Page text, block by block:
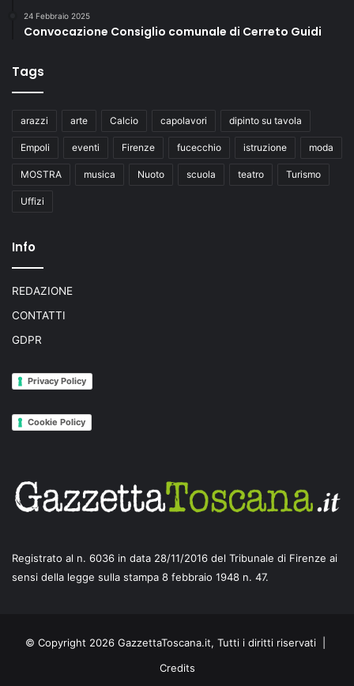
24 Febbraio 2025
Convocazione Consiglio comunale di Cerreto Guidi
Tags
arazzi arte Calcio capolavori dipinto su tavola
Empoli eventi Firenze fucecchio istruzione moda
MOSTRA musica Nuoto scuola teatro Turismo
Uffizi
Info
REDAZIONE
CONTATTI
GDPR
Privacy Policy
Cookie Policy
Registrato al n. 6036 in data 28/11/2016 del Tribunale di Firenze ai
sensi della legge sulla stampa 8 febbraio 1948 n. 47.
© Copyright 2026 GazzettaToscana.it, Tutti i diritti riservati |
Credits